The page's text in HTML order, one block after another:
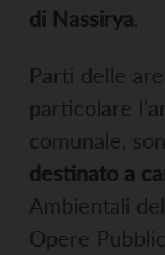
di Nassirya.
Parti delle
particolare
comunale,
destinato a
Ambientali
Opere